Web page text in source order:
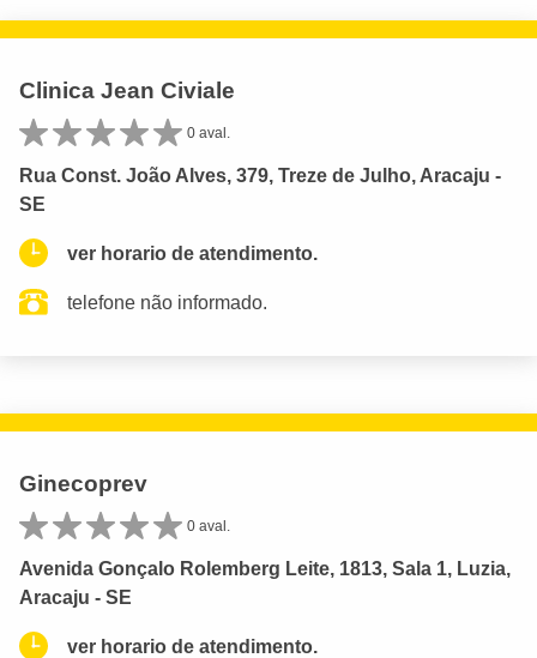
Clinica Jean Civiale
0 aval.
Rua Const. João Alves, 379, Treze de Julho, Aracaju -
SE
ver horario de atendimento.
telefone não informado.
Ginecoprev
0 aval.
Avenida Gonçalo Rolemberg Leite, 1813, Sala 1, Luzia,
Aracaju - SE
ver horario de atendimento.